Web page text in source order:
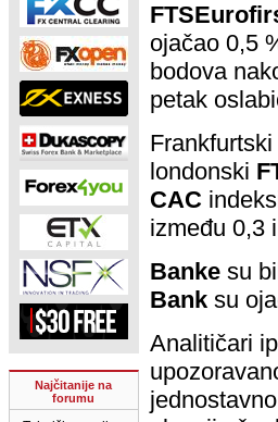
Najčitanije na
forumu
ojačao 0,5
bodova
petak
Frankfurtski
londonski
CAC
između 0,3
Banke su
Bank su
Analitičari